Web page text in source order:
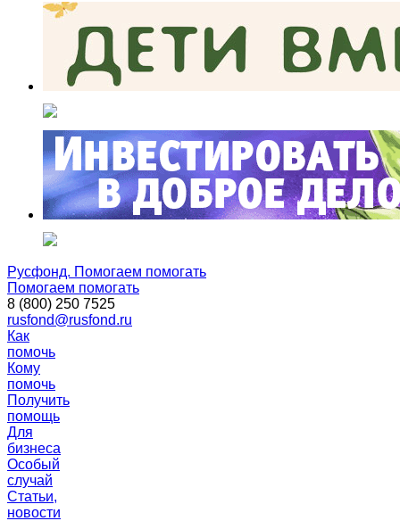
Русфонд. Помогаем помогать
Помогаем помогать
8 (800) 250 7525
rusfond@rusfond.ru
Как
помочь
Кому
помочь
Получить
помощь
Для
бизнеса
Особый
случай
Статьи,
новости